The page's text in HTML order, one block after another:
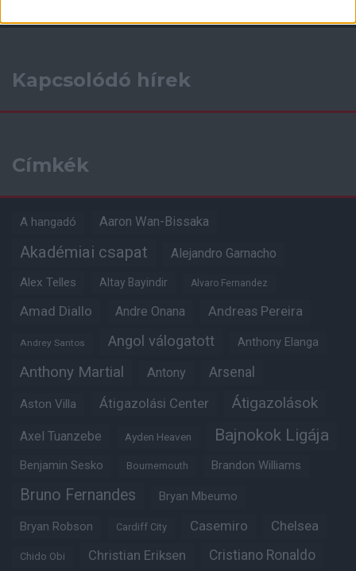
Kapcsolódó hírek
Címkék
A hangadó Aaron Wan-Bissaka
Akadémiai csapat Alejandro Garnacho
Alex Telles Altay Bayindir Alvaro Fernandez
Amad Diallo Andre Onana Andreas Pereira
Andrey Santos Angol válogatott Anthony Elanga
Anthony Martial Antony Arsenal
Aston Villa Átigazolási Center Átigazolások
Axel Tuanzebe Ayden Heaven Bajnokok Ligája
Benjamin Sesko Bournemouth Brandon Williams
Bruno Fernandes Bryan Mbeumo
Bryan Robson Cardiff City Casemiro Chelsea
Chido Obi Christian Eriksen Cristiano Ronaldo